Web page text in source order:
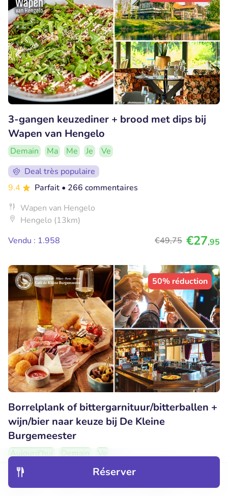
Réserver
3-gangen keuzediner + brood met dips bij
Wapen van Hengelo
Demain Ma Me Je
Ve
Deal très populaire
9.4
Parfait • 266 commentaires
Wapen van Hengelo
Hengelo (13km)
Vendu : 1.958
€49,75 €27,95
50% réduction
Borrelplank of bittergarnituur/bitterballen +
wijn/bier naar keuze bij De Kleine
Burgemeester
Aujourd'hui Demain
Ve
9.9
• 202 commentaires